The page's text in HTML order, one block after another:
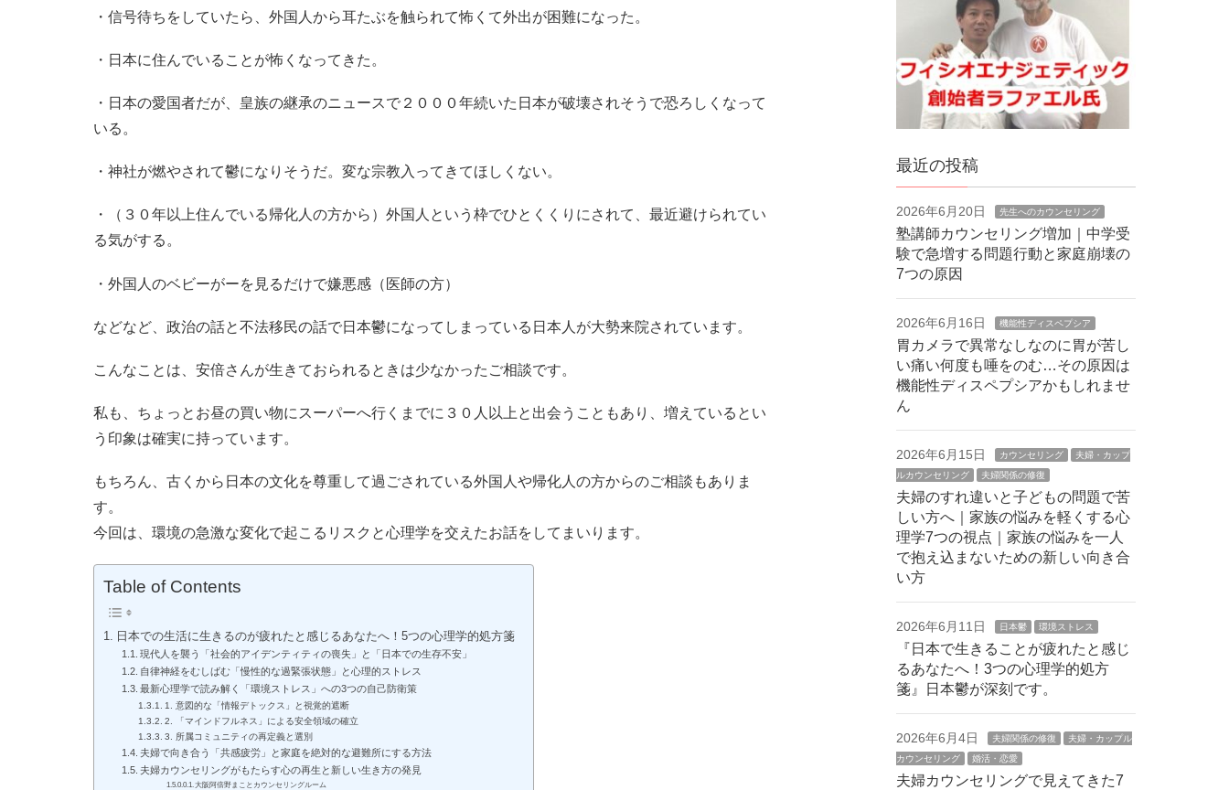
・信号待ちをしていたら、外国人から耳たぶを触られて怖くて外出が困難になった。
・日本に住んでいることが怖くなってきた。
・日本の愛国者だが、皇族の継承のニュースで２０００年続いた日本が破壊されそうで恐ろしくなって
いる。
・神社が燃やされて鬱になりそうだ。変な宗教入ってきてほしくない。
・（３０年以上住んでいる帰化人の方から）外国人という枠でひとくくりにされて、最近避けられてい
る気がする。
・外国人のベビーがーを見るだけで嫌悪感（医師の方）
などなど、政治の話と不法移民の話で日本鬱になってしまっている日本人が大勢来院されています。
こんなことは、安倍さんが生きておられるときは少なかったご相談です。
私も、ちょっとお昼の買い物にスーパーへ行くまでに３０人以上と出会うこともあり、増えているとい
う印象は確実に持っています。
もちろん、古くから日本の文化を尊重して過ごされている外国人や帰化人の方からのご相談もありま
す。
今回は、環境の急激な変化で起こるリスクと心理学を交えたお話をしてまいります。
Table of Contents
日本での生活に生きるのが疲れたと感じるあなたへ！5つの心理学的処方箋
現代人を襲う「社会的アイデンティティの喪失」と「日本での生存不安」
自律神経をむしばむ「慢性的な過緊張状態」と心理的ストレス
最新心理学で読み解く「環境ストレス」への3つの自己防衛策
1. 意図的な「情報デトックス」と視覚的遮断
2. 「マインドフルネス」による安全領域の確立
3. 所属コミュニティの再定義と選別
夫婦で向き合う「共感疲労」と家庭を絶対的な避難所にする方法
夫婦カウンセリングがもたらす心の再生と新しい生き方の発見
大阪阿倍野まことカウンセリングルーム
最近の投稿
2026年6月20日 先生へのカウンセリング
塾講師カウンセリング増加｜中学受
験で急増する問題行動と家庭崩壊の
7つの原因
2026年6月16日 機能性ディスペプシア
胃カメラで異常なしなのに胃が苦し
い痛い何度も唾をのむ…その原因は
機能性ディスペプシアかもしれませ
ん
2026年6月15日 カウンセリング
夫婦・カップ
ルカウンセリング
夫婦関係の修復
夫婦のすれ違いと子どもの問題で苦
しい方へ｜家族の悩みを軽くする心
理学7つの視点｜家族の悩みを一人
で抱え込まないための新しい向き合
い方
2026年6月11日 日本鬱 環境ストレス
『日本で生きることが疲れたと感じ
るあなたへ！3つの心理学的処方
箋』日本鬱が深刻です。
2026年6月4日 夫婦関係の修復
夫婦・カップル
カウンセリング
婚活・恋愛
夫婦カウンセリングで見えてきた7